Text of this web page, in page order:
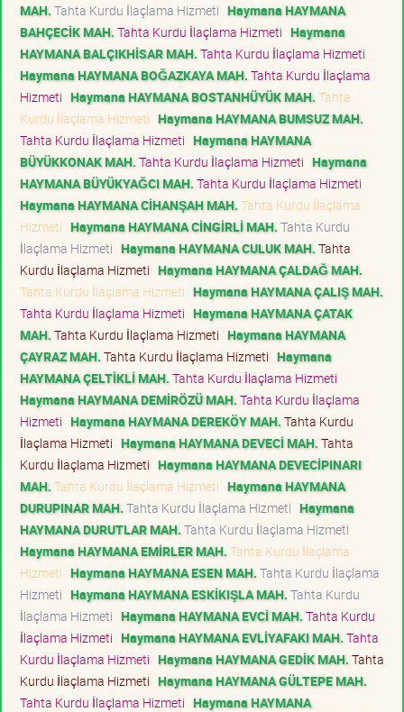
MAH. Tahta Kurdu İlaçlama Hizmeti Haymana HAYMANA
BAHÇECİK MAH. Tahta Kurdu İlaçlama Hizmeti Haymana
HAYMANA BALÇIKHİSAR MAH. Tahta Kurdu İlaçlama Hizmeti
Haymana HAYMANA BOĞAZKAYA MAH. Tahta Kurdu İlaçlama
Hizmeti Haymana HAYMANA BOSTANHÜYÜK MAH. Tahta
Kurdu İlaçlama Hizmeti Haymana HAYMANA BUMSUZ MAH.
Tahta Kurdu İlaçlama Hizmeti Haymana HAYMANA
BÜYÜKKONAK MAH. Tahta Kurdu İlaçlama Hizmeti Haymana
HAYMANA BÜYÜKYAĞCI MAH. Tahta Kurdu İlaçlama Hizmeti
Haymana HAYMANA CİHANŞAH MAH. Tahta Kurdu İlaçlama
Hizmeti Haymana HAYMANA CİNGİRLİ MAH. Tahta Kurdu
İlaçlama Hizmeti Haymana HAYMANA CULUK MAH. Tahta
Kurdu İlaçlama Hizmeti Haymana HAYMANA ÇALDAĞ MAH.
Tahta Kurdu İlaçlama Hizmeti Haymana HAYMANA ÇALIŞ MAH.
Tahta Kurdu İlaçlama Hizmeti Haymana HAYMANA ÇATAK
MAH. Tahta Kurdu İlaçlama Hizmeti Haymana HAYMANA
ÇAYRAZ MAH. Tahta Kurdu İlaçlama Hizmeti Haymana
HAYMANA ÇELTİKLİ MAH. Tahta Kurdu İlaçlama Hizmeti
Haymana HAYMANA DEMİRÖZÜ MAH. Tahta Kurdu İlaçlama
Hizmeti Haymana HAYMANA DEREKÖY MAH. Tahta Kurdu
İlaçlama Hizmeti Haymana HAYMANA DEVECİ MAH. Tahta
Kurdu İlaçlama Hizmeti Haymana HAYMANA DEVECİPINARI
MAH. Tahta Kurdu İlaçlama Hizmeti Haymana HAYMANA
DURUPINAR MAH. Tahta Kurdu İlaçlama Hizmeti Haymana
HAYMANA DURUTLAR MAH. Tahta Kurdu İlaçlama Hizmeti
Haymana HAYMANA EMİRLER MAH. Tahta Kurdu İlaçlama
Hizmeti Haymana HAYMANA ESEN MAH. Tahta Kurdu İlaçlama
Hizmeti Haymana HAYMANA ESKİKIŞLA MAH. Tahta Kurdu
İlaçlama Hizmeti Haymana HAYMANA EVCİ MAH. Tahta Kurdu
İlaçlama Hizmeti Haymana HAYMANA EVLİYAFAKI MAH. Tahta
Kurdu İlaçlama Hizmeti Haymana HAYMANA GEDİK MAH. Tahta
Kurdu İlaçlama Hizmeti Haymana HAYMANA GÜLTEPE MAH.
Tahta Kurdu İlaçlama Hizmeti Haymana HAYMANA